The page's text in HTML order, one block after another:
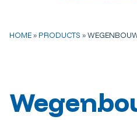
HOME» PRODUCTS »